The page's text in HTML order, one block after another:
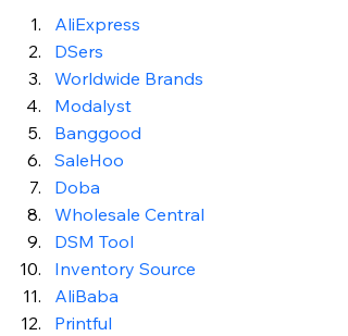
AliExpress
DSers
Worldwide Brands
Modalyst
Banggood
SaleHoo
Doba
Wholesale Central
DSM Tool
Inventory Source
AliBaba
Printful